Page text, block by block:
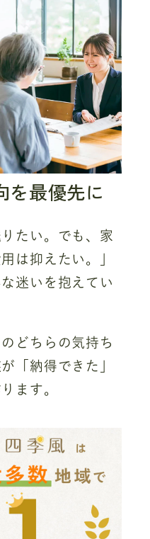
を最優先に
たい。でも、家
は抑えたい。」
迷いを抱えてい
どちらの気持ち
「納得できた」
ます。